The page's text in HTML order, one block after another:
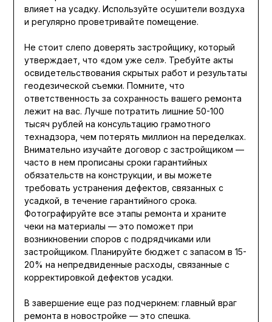
влияет на усадку. Используйте осушители воздуха
и регулярно проветривайте помещение.
Не стоит слепо доверять застройщику, который
утверждает, что «дом уже сел». Требуйте акты
освидетельствования скрытых работ и результаты
геодезической съемки. Помните, что
ответственность за сохранность вашего ремонта
лежит на вас. Лучше потратить лишние 50-100
тысяч рублей на консультацию грамотного
технадзора, чем потерять миллион на переделках.
Внимательно изучайте договор с застройщиком —
часто в нем прописаны сроки гарантийных
обязательств на конструкции, и вы можете
требовать устранения дефектов, связанных с
усадкой, в течение гарантийного срока.
Фотографируйте все этапы ремонта и храните
чеки на материалы — это поможет при
возникновении споров с подрядчиками или
застройщиком. Планируйте бюджет с запасом в 15-
20% на непредвиденные расходы, связанные с
корректировкой дефектов усадки.
В завершение еще раз подчеркнем: главный враг
ремонта в новостройке — это спешка.